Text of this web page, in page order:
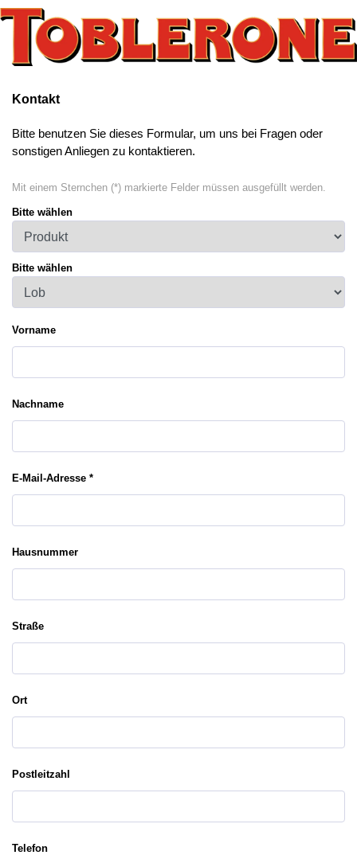
Kontakt
Bitte benutzen Sie dieses Formular, um uns bei Fragen oder
sonstigen Anliegen zu kontaktieren.
Mit einem Sternchen (*) markierte Felder müssen ausgefüllt werden.
Bitte wählen
Bitte wählen
Vorname
Nachname
E-Mail-Adresse *
Hausnummer
Straße
Ort
Postleitzahl
Telefon